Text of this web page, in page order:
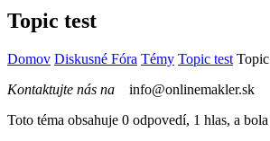
Topic test
Domov Diskusné Fóra Témy Topic test
Kontaktujte nás na
info@onlinemakler.sk
Toto téma obsahuje 0 odpovedí, 1 hlas, a